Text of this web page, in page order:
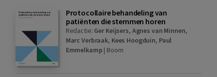
Protocollaire behandeling van
patiënten die stemmen horen
Redactie: Ger Keijsers, Agnes van Minnen,
Marc Verbraak, Kees Hoogduin, Paul
Emmelkamp | Boom